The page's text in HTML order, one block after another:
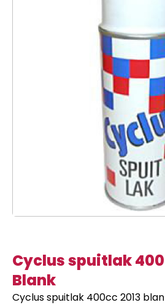
Cyclus spuitlak
Blank
Cyclus spuitlak 400cc 2013